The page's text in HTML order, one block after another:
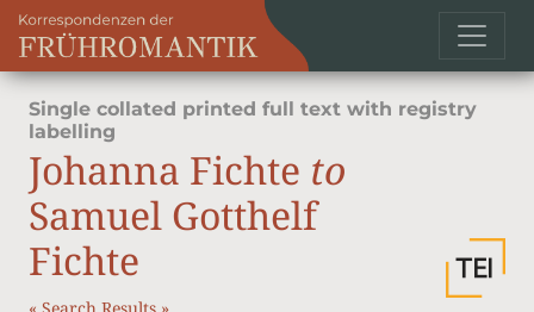
Single collated printed full text with registry
labelling
Johanna Fichte to
Samuel Gotthelf
Fichte